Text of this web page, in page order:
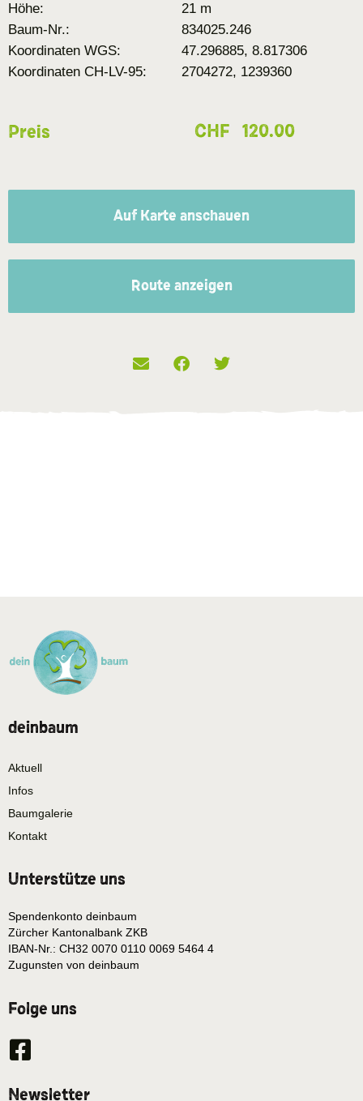
Höhe:
21 m
Baum-Nr.:
834025.246
Koordinaten WGS:
47.296885, 8.817306
Koordinaten CH-LV-95:
2704272, 1239360
Preis CHF 120.00
Auf Karte anschauen
Route anzeigen
deinbaum
Aktuell
Infos
Baumgalerie
Kontakt
Unterstütze uns
Spendenkonto deinbaum
Zürcher Kantonalbank ZKB
IBAN-Nr.: CH32 0070 0110 0069 5464 4
Zugunsten von deinbaum
Folge uns
Newsletter